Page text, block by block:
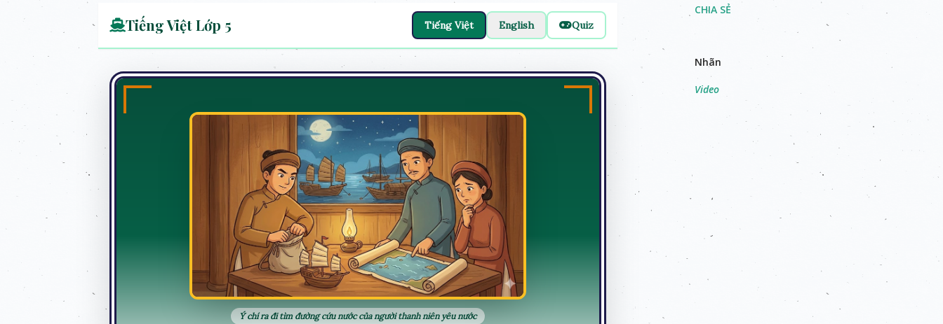
Tiếng Việt Lớp 5 Tiếng Việt English Quiz
Ý chí ra đi tìm đường cứu nước của người thanh niên yêu nước
CHIA SẺ
Nhãn
Video